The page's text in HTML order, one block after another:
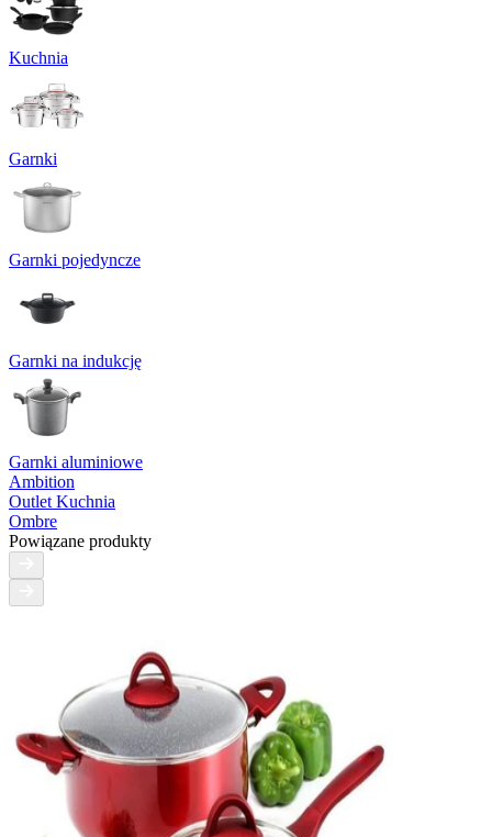
Kuchnia
Garnki
Garnki pojedyncze
Garnki na indukcję
Garnki aluminiowe
Ambition
Outlet Kuchnia
Ombre
Powiązane produkty